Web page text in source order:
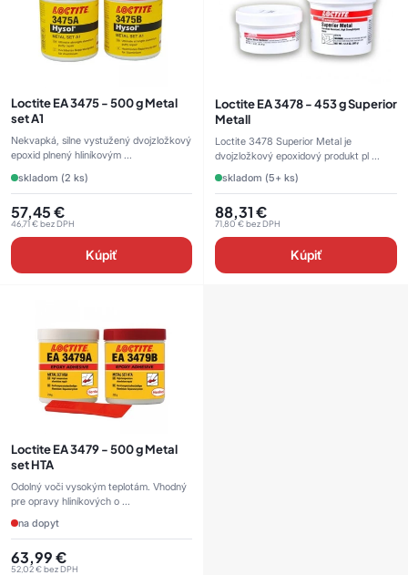
Loctite EA 3475 - 500 g Metal
set A1
Nekvapká, silne vystužený dvojzložkový
epoxid plnený hliníkovým ...
skladom (2 ks)
57,45€
46,71€bez DPH
Kúpiť
Loctite EA 3478 - 453 g Superior
Metall
Loctite 3478 Superior Metal je
dvojzložkový epoxidový produkt pl ...
skladom (5+ ks)
88,31€
71,80€bez DPH
Kúpiť
Loctite EA 3479 - 500 g Metal
set HTA
Odolný voči vysokým teplotám. Vhodný
pre opravy hliníkových o ...
na dopyt
63,99€
52,02€bez DPH